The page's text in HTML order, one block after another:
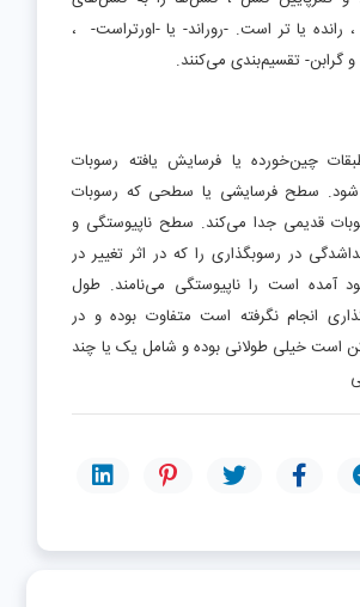
رانده یا تر است. -روراند- یا -اورتراست- ،
تقسیم‌بندی می‌کنند.
چین‌خورده یا فرسایش یافته رسوبات
شود. سطح فرسایشی یا سطحی که رسوبات
قدیمی جدا می‌کند. سطح ناپیوستگی و
در رسوبگذاری را که در اثر تغییر در
آمده است را ناپیوستگی می‌نامند. طول
انجام نگرفته است متفاوت بوده و در
است خیلی طولانی بوده و شامل یک یا چند